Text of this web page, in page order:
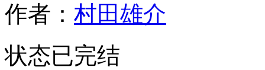
作者： 村田雄介
状态已完结